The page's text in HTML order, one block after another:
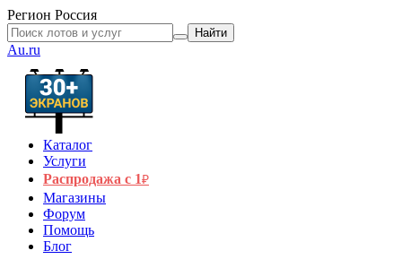
Регион Россия
Найти
Au.ru
Каталог
Услуги
Распродажа с 1₽
Магазины
Форум
Помощь
Блог